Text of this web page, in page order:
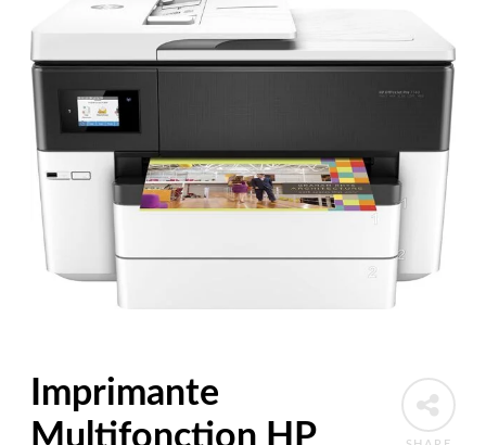
Imprimante